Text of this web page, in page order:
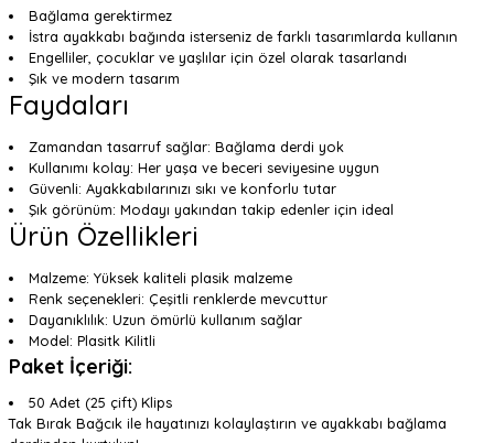
Bağlama gerektirmez
İstra ayakkabı bağında isterseniz de farklı tasarımlarda kullanın
Engelliler, çocuklar ve yaşlılar için özel olarak tasarlandı
Şık ve modern tasarım
Faydaları
Zamandan tasarruf sağlar: Bağlama derdi yok
Kullanımı kolay: Her yaşa ve beceri seviyesine uygun
Güvenli: Ayakkabılarınızı sıkı ve konforlu tutar
Şık görünüm: Modayı yakından takip edenler için ideal
Ürün Özellikleri
Malzeme: Yüksek kaliteli plasik malzeme
Renk seçenekleri: Çeşitli renklerde mevcuttur
Dayanıklılık: Uzun ömürlü kullanım sağlar
Model: Plasitk Kilitli
Paket İçeriği:
50 Adet (25 çift) Klips
Tak Bırak Bağcık ile hayatınızı kolaylaştırın ve ayakkabı bağlama